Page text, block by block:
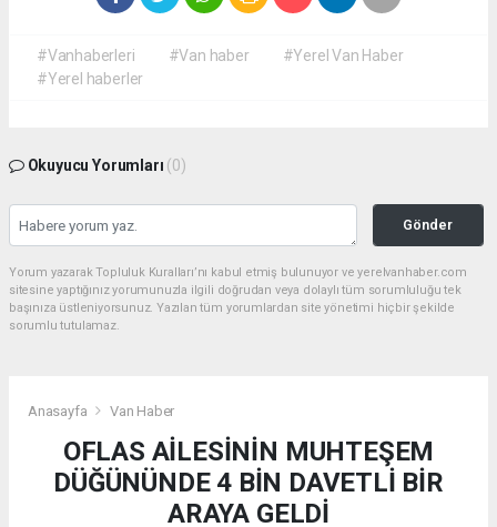
#Vanhaberleri #Van haber
#Yerel Van Haber
#Yerel haberler
Okuyucu Yorumları (0)
Gönder
Yorum yazarak Topluluk Kuralları’nı kabul etmiş bulunuyor ve yerelvanhaber.com
sitesine yaptığınız yorumunuzla ilgili doğrudan veya dolaylı tüm sorumluluğu tek
başınıza üstleniyorsunuz. Yazılan tüm yorumlardan site yönetimi hiçbir şekilde
sorumlu tutulamaz.
Anasayfa Van Haber
OFLAS AİLESİNİN MUHTEŞEM
DÜĞÜNÜNDE 4 BİN DAVETLİ BİR
ARAYA GELDİ